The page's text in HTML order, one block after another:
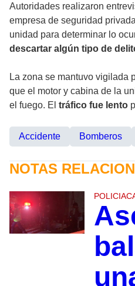
Autoridades realizaron
empresa de seguridad
unidad para determinar lo
descartar algún tipo de
La zona se mantuvo vigilada
que el motor y cabina de la
el fuego. El tráfico fue lento
Accidente Bomberos
NOTAS